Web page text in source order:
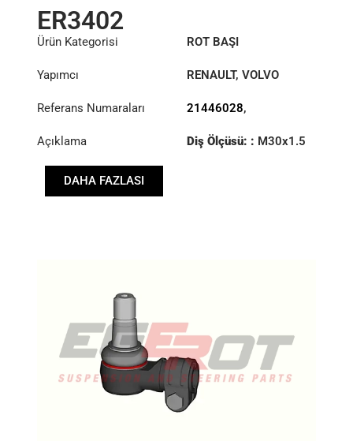
ER3402
Ürün Kategorisi ROT BAŞI
Yapımcı RENAULT, VOLVO
Referans Numaraları 21446028,
Açıklama
Diş Ölçüsü: : M30x1.5
DAHA FAZLASI